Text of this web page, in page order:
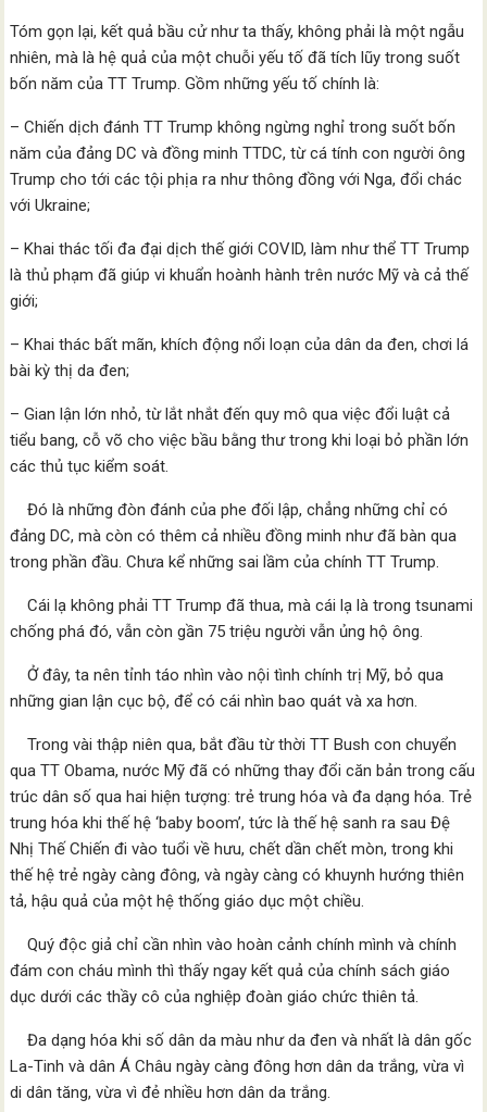
Tóm gọn lại, kết quả bầu cử như ta thấy, không phải là một ngẫu
nhiên, mà là hệ quả của một chuỗi yếu tố đã tích lũy trong suốt
bốn năm của TT Trump. Gồm những yếu tố chính là:
– Chiến dịch đánh TT Trump không ngừng nghỉ trong suốt bốn
năm của đảng DC và đồng minh TTDC, từ cá tính con người ông
Trump cho tới các tội phịa ra như thông đồng với Nga, đổi chác
với Ukraine;
– Khai thác tối đa đại dịch thế giới COVID, làm như thể TT Trump
là thủ phạm đã giúp vi khuẩn hoành hành trên nước Mỹ và cả thế
giới;
– Khai thác bất mãn, khích động nổi loạn của dân da đen, chơi lá
bài kỳ thị da đen;
– Gian lận lớn nhỏ, từ lắt nhắt đến quy mô qua việc đổi luật cả
tiểu bang, cỗ võ cho việc bầu bằng thư trong khi loại bỏ phần lớn
các thủ tục kiểm soát.
Đó là những đòn đánh của phe đối lập, chẳng những chỉ có
đảng DC, mà còn có thêm cả nhiều đồng minh như đã bàn qua
trong phần đầu. Chưa kể những sai lầm của chính TT Trump.
Cái lạ không phải TT Trump đã thua, mà cái lạ là trong tsunami
chống phá đó, vẫn còn gần 75 triệu người vẫn ủng hộ ông.
Ở đây, ta nên tỉnh táo nhìn vào nội tình chính trị Mỹ, bỏ qua
những gian lận cục bộ, để có cái nhìn bao quát và xa hơn.
Trong vài thập niên qua, bắt đầu từ thời TT Bush con chuyển
qua TT Obama, nước Mỹ đã có những thay đổi căn bản trong cấu
trúc dân số qua hai hiện tượng: trẻ trung hóa và đa dạng hóa. Trẻ
trung hóa khi thế hệ ‘baby boom’, tức là thế hệ sanh ra sau Đệ
Nhị Thế Chiến đi vào tuổi về hưu, chết dần chết mòn, trong khi
thế hệ trẻ ngày càng đông, và ngày càng có khuynh hướng thiên
tả, hậu quả của một hệ thống giáo dục một chiều.
Quý độc giả chỉ cần nhìn vào hoàn cảnh chính mình và chính
đám con cháu mình thì thấy ngay kết quả của chính sách giáo
dục dưới các thầy cô của nghiệp đoàn giáo chức thiên tả.
Đa dạng hóa khi số dân da màu như da đen và nhất là dân gốc
La-Tinh và dân Á Châu ngày càng đông hơn dân da trắng, vừa vì
di dân tăng, vừa vì đẻ nhiều hơn dân da trắng.